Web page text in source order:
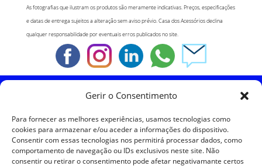
Gerir o Consentimento
Para fornecer as melhores experiências, usamos tecnologias como
cookies para armazenar e/ou aceder a informações do dispositivo.
Consentir com essas tecnologias nos permitirá processar dados, como
comportamento de navegação ou IDs exclusivos neste site. Não
consentir ou retirar o consentimento pode afetar negativamante certos
As fotografias que ilustram os produtos são meramente indicativas. Preços, especificações
e datas de entrega sujeitos a alteração sem aviso prévio. Casa dos Acessórios declina
qualquer responsabilidade por eventuais erros publicados no site.
Política de Cookies
Política de Privacidade
Política de Devoluções